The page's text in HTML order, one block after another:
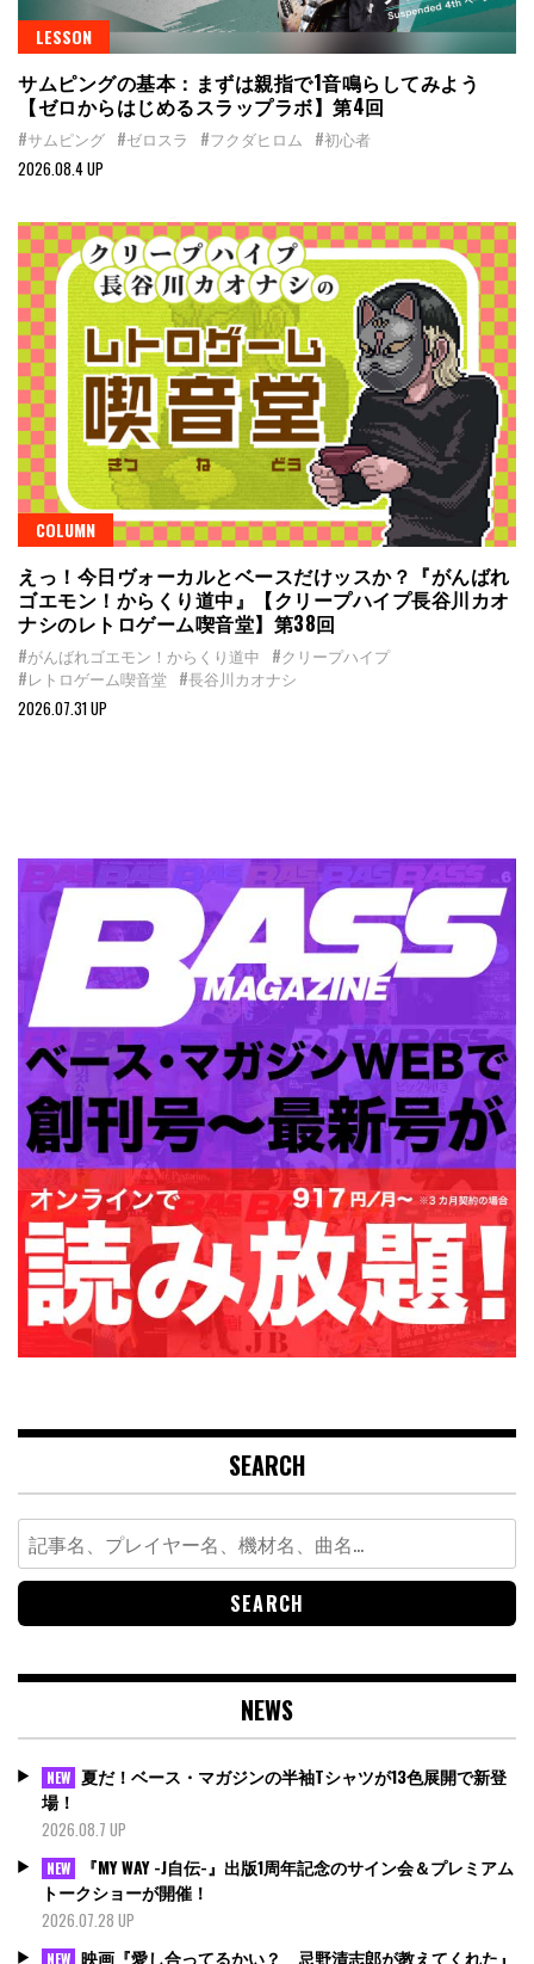
LESSON
サムピングの基本：まずは親指で1音鳴らしてみよう
【ゼロからはじめるスラップラボ】第4回
#サムピング #ゼロスラ #フクダヒロム #初心者
2026.08.4 UP
COLUMN
えっ！今日ヴォーカルとベースだけッスか？『がんばれ
ゴエモン！からくり道中』【クリープハイプ長谷川カオ
ナシのレトロゲーム喫音堂】第38回
#がんばれゴエモン！からくり道中 #クリープハイプ
#レトロゲーム喫音堂 #長谷川カオナシ
2026.07.31 UP
SEARCH
Search
for:
NEWS
NEW 夏だ！ベース・マガジンの半袖Tシャツが13色展開で新登
場！
2026.08.7 UP
NEW
『MY WAY -J自伝-』出版1周年記念のサイン会＆プレミアム
トークショーが開催！
2026.07.28 UP
NEW 映画『愛し合ってるかい？ 忌野清志郎が教えてくれた』